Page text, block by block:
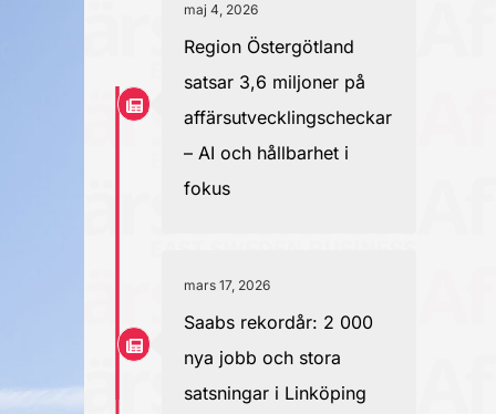
maj 4, 2026
Region Östergötland
satsar 3,6 miljoner på
affärsutvecklingscheckar
– AI och hållbarhet i
fokus
mars 17, 2026
Saabs rekordår: 2 000
nya jobb och stora
satsningar i Linköping